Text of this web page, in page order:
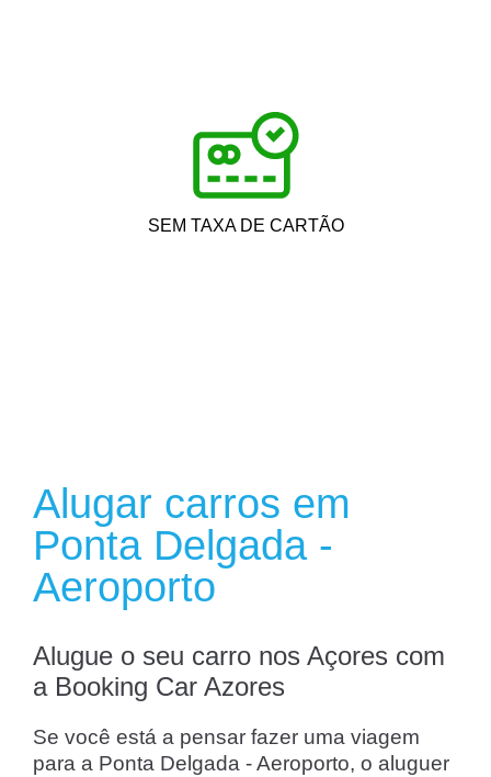
SEM TAXA DE CARTÃO
Alugar carros em
Ponta Delgada -
Aeroporto
Alugue o seu carro nos Açores com
a Booking Car Azores
Se você está a pensar fazer uma viagem
para a Ponta Delgada - Aeroporto, o aluguer